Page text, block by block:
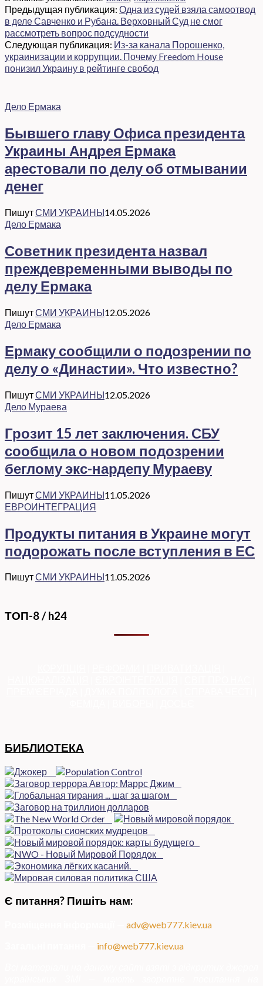
Предыдущая публикация: Одна из судей взяла самоотвод
в деле Савченко и Рубана. Верховный Суд не смог
рассмотреть вопрос подсудности
Следующая публикация: Из-за канала Порошенко,
украинизации и коррупции. Почему Freedom House
понизил Украину в рейтинге свобод
Дело Ермака
Бывшего главу Офиса президента
Украины Андрея Ермака
арестовали по делу об отмывании
денег
ПишутСМИ УКРАИНЫ14.05.2026
Дело Ермака
Советник президента назвал
преждевременными выводы по
делу Ермака
ПишутСМИ УКРАИНЫ12.05.2026
Дело Ермака
Ермаку сообщили о подозрении по
делу о «Династии». Что известно?
ПишутСМИ УКРАИНЫ12.05.2026
Дело Мураева
Грозит 15 лет заключения. СБУ
сообщила о новом подозрении
беглому экс-нардепу Мураеву
ПишутСМИ УКРАИНЫ11.05.2026
ЕВРОИНТЕГРАЦИЯ
Продукты питания в Украине могут
подорожать после вступления в ЕС
ПишутСМИ УКРАИНЫ11.05.2026
ТОП-8 / h24
БИБЛИОТЕКА
Є питання? Пишіть нам:
adv@web777.kiev.ua
info@web777.kiev.ua